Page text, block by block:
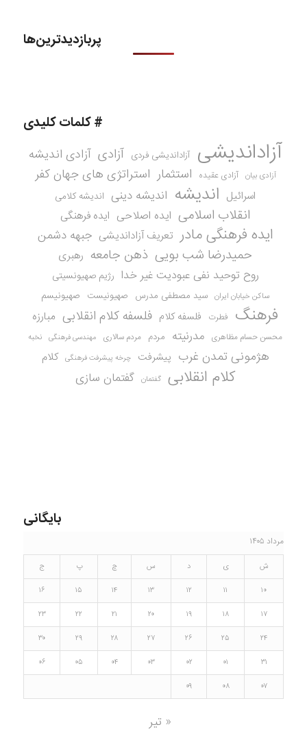
پربازدیدترین‌ها
# کلمات کلیدی
آزاداندیشی آزاداندیشی فردی آزادی آزادی اندیشه
آزادی بیان آزادی عقیده استثمار استراتژی های جهان کفر
اسرائیل اندیشه اندیشه دینی اندیشه کلامی
انقلاب اسلامی ایده اصلاحی ایده فرهنگی
ایده فرهنگی مادر تعریف آزاداندیشی جبهه دشمن
حمیدرضا شب بویی ذهن جامعه رهبری
روح توحید نفی عبودیت غیر خدا رژیم صهیونسیتی
ساکن خیابان ایران سید مصطفی مدرس صهیونیست صهیونیسم
فرهنگ فطرت فلسفه کلام فلسفه کلام انقلابی مبارزه
محسن حسام مظاهری مدرنیته مردم مردم سالاری مهندسی فرهنگی نخبه
هژمونی تمدن غرب پیشرفت چرخه پیشرفت فرهنگی کلام
کلام انقلابی گفتمان گفتمان سازی
بایگانی
مرداد ۱۴۰۵
ش ی د س چ پ
ج
۱۰
۱۱ ۱۲ ۱۳ ۱۴ ۱۵
۱۶
۱۷
۱۸ ۱۹ ۲۰ ۲۱ ۲۲
۲۳
۲۴
۲۵ ۲۶ ۲۷ ۲۸ ۲۹
۳۰
۳۱
۰۱ ۰۲ ۰۳ ۰۴ ۰۵
۰۶
۰۷
۰۸ ۰۹
« تیر